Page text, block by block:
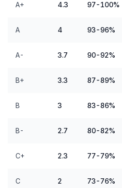
A+ 4.3 97-100%
A 4 93-96%
A- 3.7 90-92%
B+ 3.3 87-89%
B 3 83-86%
B- 2.7 80-82%
C+ 2.3 77-79%
C 2 73-76%